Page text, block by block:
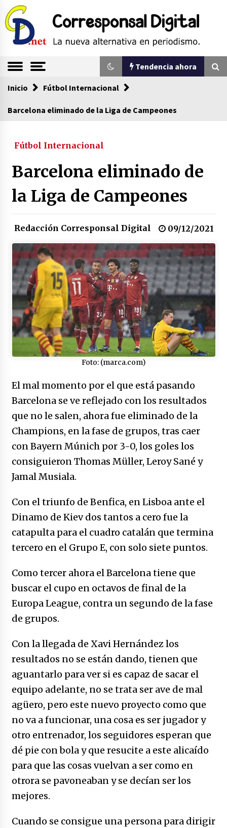
Saltar
al
contenido
Corresponsal
Digital
La nueva alternativa en periodismo
Tendencia ahora
Tendencia ahora
Se eligen los supuestos futuros roedores del
08/03/2026
17/01/2026
Irán, donde están los pinches grupos
feministas
16/01/2026
Medellín necesita gobernantes con sentido
de pertenencia
15/01/2026
Falcao regresa con el rabo entre las patas
07/01/2026
Captura de Maduro, donde manda capitán,
no manda marinero.
04/01/2026
Otro regalo navideño de Petrosky, al caído
caerle
de servicios a honorables zánganos
31/12/2025
El aumento del mínimo causa escozor en
pueblo colombiano
Atlético Nacional se quedó con laCopa
17/12/2025
colombiano
16/12/2025
Inicio Fútbol Internacional
Barcelona eliminado de la Liga de Campeones
Fútbol Internacional
Barcelona eliminado de
la Liga de Campeones
Redacción Corresponsal Digital 09/12/2021
Foto: (marca.com)
El mal momento por el que está pasando
Barcelona se ve reflejado con los resultados
que no le salen, ahora fue eliminado de la
Champions, en la fase de grupos, tras caer
con Bayern Múnich por 3-0, los goles los
consiguieron Thomas Müller, Leroy Sané y
Jamal Musiala.
Con el triunfo de Benfica, en Lisboa ante el
Dinamo de Kiev dos tantos a cero fue la
catapulta para el cuadro catalán que termina
tercero en el Grupo E, con solo siete puntos.
Como tercer ahora el Barcelona tiene que
buscar el cupo en octavos de final de la
Europa League, contra un segundo de la fase
de grupos.
Con la llegada de Xavi Hernández los
resultados no se están dando, tienen que
aguantarlo para ver si es capaz de sacar el
equipo adelante, no se trata ser ave de mal
agüero, pero este nuevo proyecto como que
no va a funcionar, una cosa es ser jugador y
otro entrenador, los seguidores esperan que
dé pie con bola y que resucite a este alicaído
para que las cosas vuelvan a ser como en
otrora se pavoneaban y se decían ser los
mejores.
Cuando se consigue una persona para dirigir